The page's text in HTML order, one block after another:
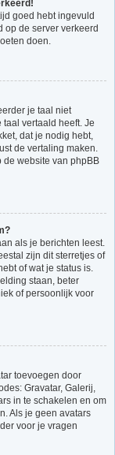
goed hebt ingevuld
op de server verkeerd
doen.
je taal niet
vertaald heeft. Je
dat je nodig hebt,
de vertaling maken.
de website van phpBB
als je berichten leest.
zijn dit sterretjes of
of wat je status is.
staan, beter
of persoonlijk voor
toevoegen door
Gravatar, Galerij,
in te schakelen en om
Als je geen avatars
voor je vragen